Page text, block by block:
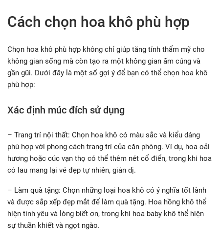
Cách chọn hoa khô phù hợp
Chọn hoa khô phù hợp không chỉ giúp tăng tính thẩm mỹ cho
không gian sống mà còn tạo ra một không gian ấm cúng và
gần gũi. Dưới đây là một số gợi ý để bạn có thể chọn hoa khô
phù hợp:
Xác định múc đích sử dụng
– Trang trí nội thất: Chọn hoa khô có màu sắc và kiểu dáng
phù hợp với phong cách trang trí của căn phòng. Ví dụ, hoa oải
hương hoặc cúc vạn thọ có thể thêm nét cổ điển, trong khi hoa
cỏ lau mang lại vẻ đẹp tự nhiên, giản dị.
– Làm quà tặng: Chọn những loại hoa khô có ý nghĩa tốt lành
và được sắp xếp đẹp mắt để làm quà tặng. Hoa hồng khô thể
hiện tình yêu và lòng biết ơn, trong khi hoa baby khô thể hiện
sự thuần khiết và ngọt ngào.